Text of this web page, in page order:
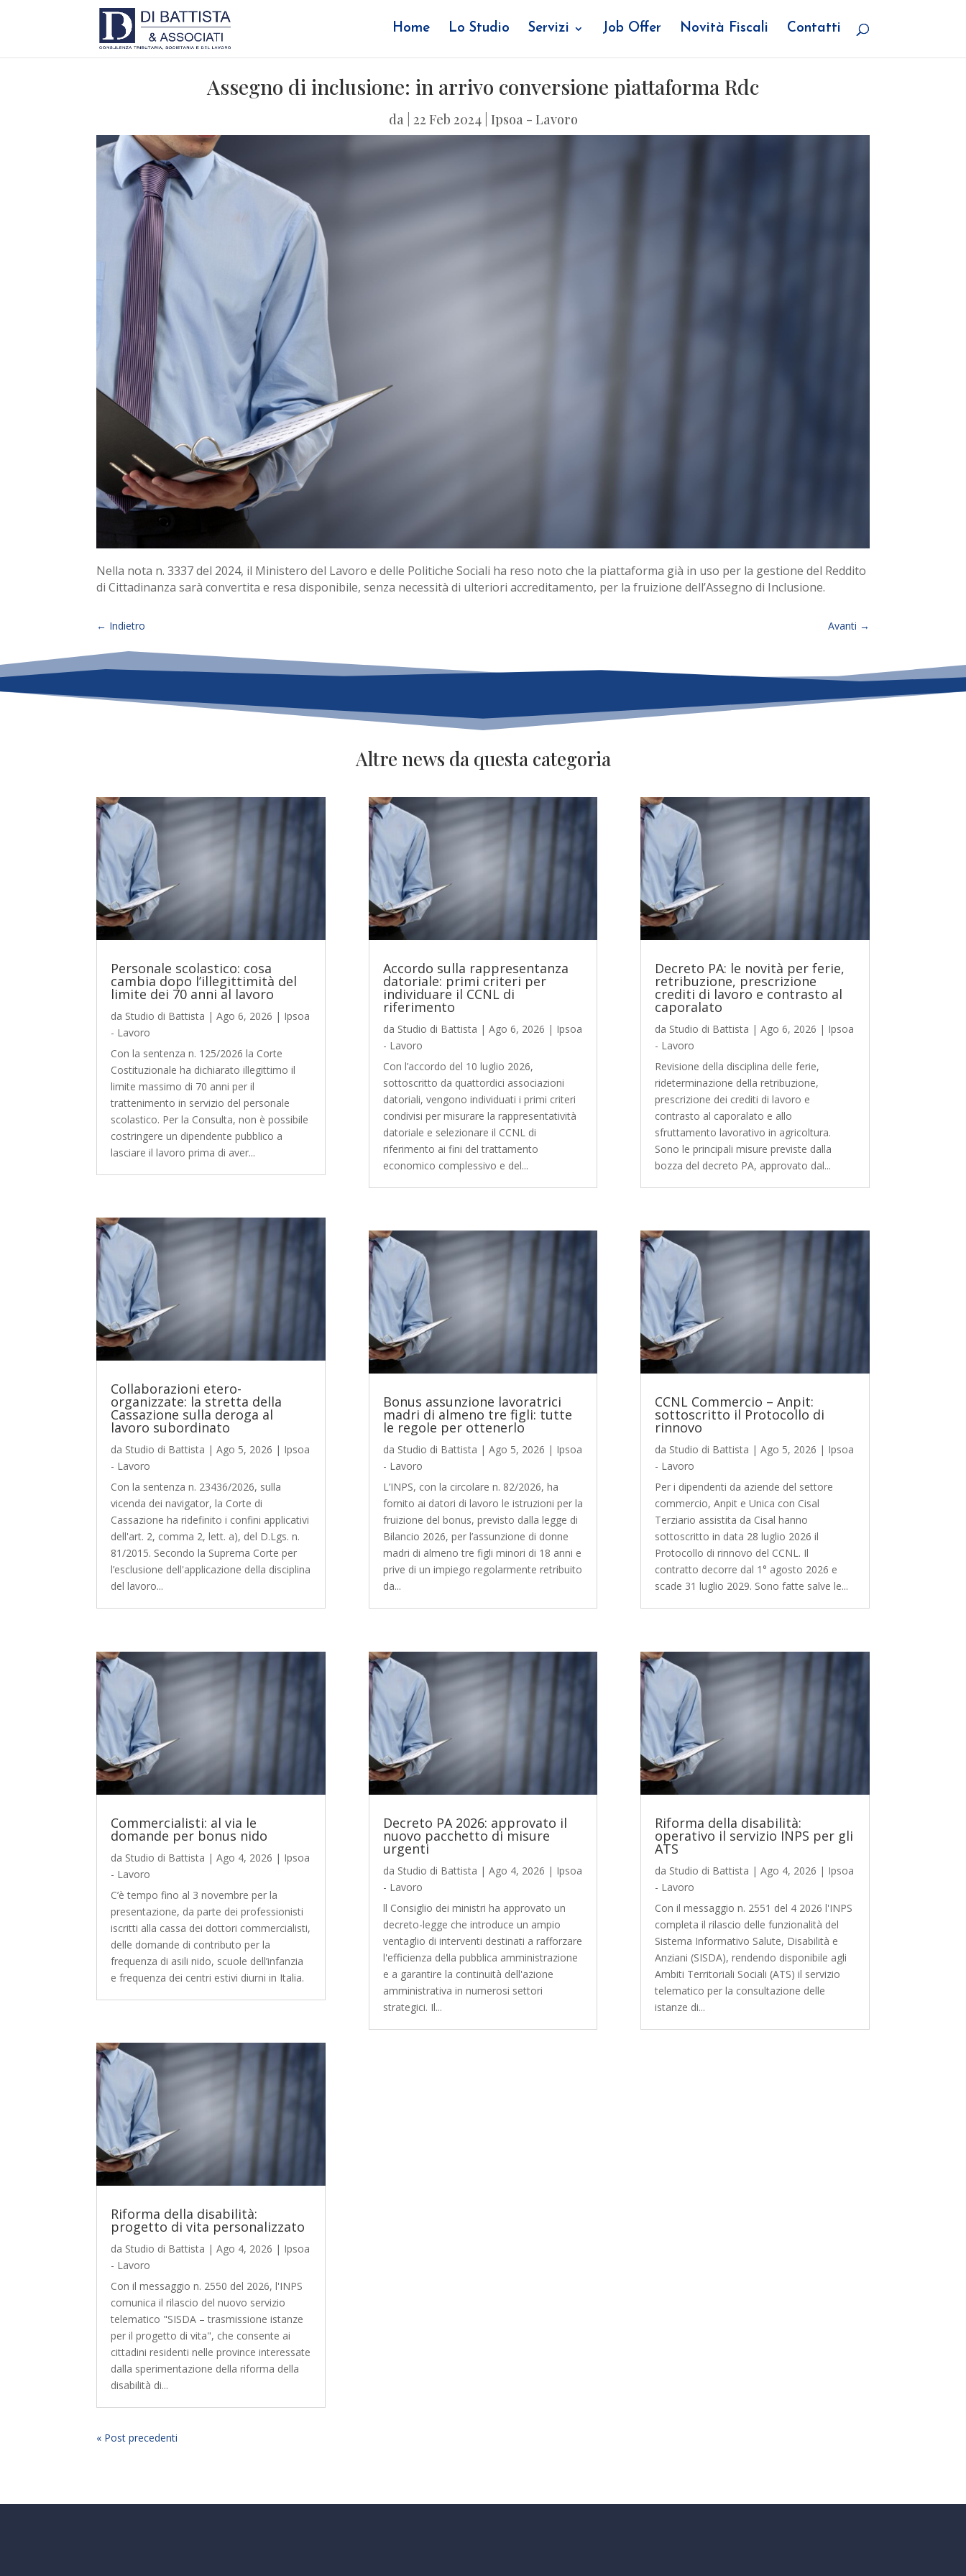
Home Lo Studio Servizi Job Offer Novità Fiscali Contatti
Assegno di inclusione: in arrivo conversione piattaforma Rdc
da 22 Feb 2024| Ipsoa - Lavoro
Nella nota n. 3337 del 2024, il Ministero del Lavoro e delle Politiche Sociali ha reso noto che la piattaforma già in uso per la gestione del Reddito
di Cittadinanza sarà convertita e resa disponibile, senza necessità di ulteriori accreditamento, per la fruizione dell’Assegno di Inclusione.
← Indietro Avanti →
Altre news da questa categoria
Personale scolastico: cosa
cambia dopo l’illegittimità del
limite dei 70 anni al lavoro
da Studio di Battista |Ago 6, 2026 | Ipsoa
- Lavoro
Con la sentenza n. 125/2026 la Corte
Costituzionale ha dichiarato illegittimo il
limite massimo di 70 anni per il
trattenimento in servizio del personale
scolastico. Per la Consulta, non è possibile
costringere un dipendente pubblico a
lasciare il lavoro prima di aver...
Collaborazioni etero-
organizzate: la stretta della
Cassazione sulla deroga al
lavoro subordinato
da Studio di Battista |Ago 5, 2026 | Ipsoa
- Lavoro
Con la sentenza n. 23436/2026, sulla
vicenda dei navigator, la Corte di
Cassazione ha ridefinito i confini applicativi
dell'art. 2, comma 2, lett. a), del D.Lgs. n.
81/2015. Secondo la Suprema Corte per
l’esclusione dell'applicazione della disciplina
del lavoro...
Commercialisti: al via le
domande per bonus nido
da Studio di Battista |Ago 4, 2026 | Ipsoa
- Lavoro
C’è tempo fino al 3 novembre per la
presentazione, da parte dei professionisti
iscritti alla cassa dei dottori commercialisti,
delle domande di contributo per la
frequenza di asili nido, scuole dell’infanzia
e frequenza dei centri estivi diurni in Italia.
Riforma della disabilità:
progetto di vita personalizzato
da Studio di Battista |Ago 4, 2026 | Ipsoa
- Lavoro
Con il messaggio n. 2550 del 2026, l'INPS
comunica il rilascio del nuovo servizio
telematico "SISDA – trasmissione istanze
per il progetto di vita", che consente ai
cittadini residenti nelle province interessate
dalla sperimentazione della riforma della
disabilità di...
Accordo sulla rappresentanza
datoriale: primi criteri per
individuare il CCNL di
riferimento
da Studio di Battista | Ago 6, 2026 | Ipsoa
- Lavoro
Con l’accordo del 10 luglio 2026,
sottoscritto da quattordici associazioni
datoriali, vengono individuati i primi criteri
condivisi per misurare la rappresentatività
datoriale e selezionare il CCNL di
riferimento ai fini del trattamento
economico complessivo e del...
Bonus assunzione lavoratrici
madri di almeno tre figli: tutte
le regole per ottenerlo
da Studio di Battista | Ago 5, 2026 | Ipsoa
- Lavoro
L’INPS, con la circolare n. 82/2026, ha
fornito ai datori di lavoro le istruzioni per la
fruizione del bonus, previsto dalla legge di
Bilancio 2026, per l’assunzione di donne
madri di almeno tre figli minori di 18 anni e
prive di un impiego regolarmente retribuito
da...
Decreto PA 2026: approvato il
nuovo pacchetto di misure
urgenti
da Studio di Battista | Ago 4, 2026 | Ipsoa
- Lavoro
ll Consiglio dei ministri ha approvato un
decreto-legge che introduce un ampio
ventaglio di interventi destinati a rafforzare
l'efficienza della pubblica amministrazione
e a garantire la continuità dell'azione
amministrativa in numerosi settori
strategici. Il...
Decreto PA: le novità per ferie,
retribuzione, prescrizione
crediti di lavoro e contrasto al
caporalato
da Studio di Battista | Ago 6, 2026 | Ipsoa
- Lavoro
Revisione della disciplina delle ferie,
rideterminazione della retribuzione,
prescrizione dei crediti di lavoro e
contrasto al caporalato e allo
sfruttamento lavorativo in agricoltura.
Sono le principali misure previste dalla
bozza del decreto PA, approvato dal...
CCNL Commercio – Anpit:
sottoscritto il Protocollo di
rinnovo
da Studio di Battista | Ago 5, 2026 | Ipsoa
- Lavoro
Per i dipendenti da aziende del settore
commercio, Anpit e Unica con Cisal
Terziario assistita da Cisal hanno
sottoscritto in data 28 luglio 2026 il
Protocollo di rinnovo del CCNL. Il
contratto decorre dal 1° agosto 2026 e
scade 31 luglio 2029. Sono fatte salve le...
Riforma della disabilità:
operativo il servizio INPS per gli
ATS
da Studio di Battista | Ago 4, 2026 | Ipsoa
- Lavoro
Con il messaggio n. 2551 del 4 2026 l'INPS
completa il rilascio delle funzionalità del
Sistema Informativo Salute, Disabilità e
Anziani (SISDA), rendendo disponibile agli
Ambiti Territoriali Sociali (ATS) il servizio
telematico per la consultazione delle
istanze di...
« Post precedenti